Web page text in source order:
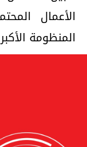
الأعمال
المنظومة